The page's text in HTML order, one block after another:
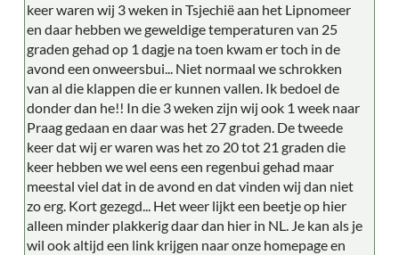
keer waren wij 3 weken in Tsjechië aan het Lipnomeer
en daar hebben we geweldige temperaturen van 25
graden gehad op 1 dagje na toen kwam er toch in de
avond een onweersbui... Niet normaal we schrokken
van al die klappen die er kunnen vallen. Ik bedoel de
donder dan he!! In die 3 weken zijn wij ook 1 week naar
Praag gedaan en daar was het 27 graden. De tweede
keer dat wij er waren was het zo 20 tot 21 graden die
keer hebben we wel eens een regenbui gehad maar
meestal viel dat in de avond en dat vinden wij dan niet
zo erg. Kort gezegd... Het weer lijkt een beetje op hier
alleen minder plakkerig daar dan hier in NL. Je kan als je
wil ook altijd een link krijgen naar onze homepage en